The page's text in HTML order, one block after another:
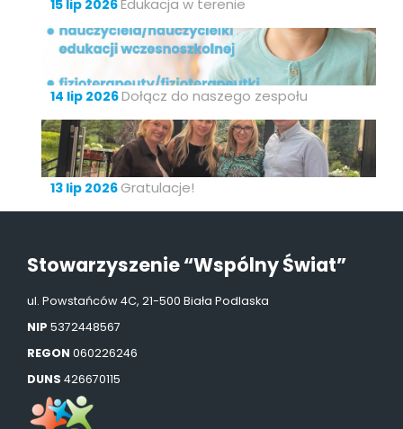
15 lip 2026Edukacja w terenie
14 lip 2026Dołącz do naszego zespołu
13 lip 2026 Gratulacje!
Stowarzyszenie “Wspólny Świat”
ul. Powstańców 4C, 21-500 Biała Podlaska
NIP 5372448567
REGON 060226246
DUNS 426670115